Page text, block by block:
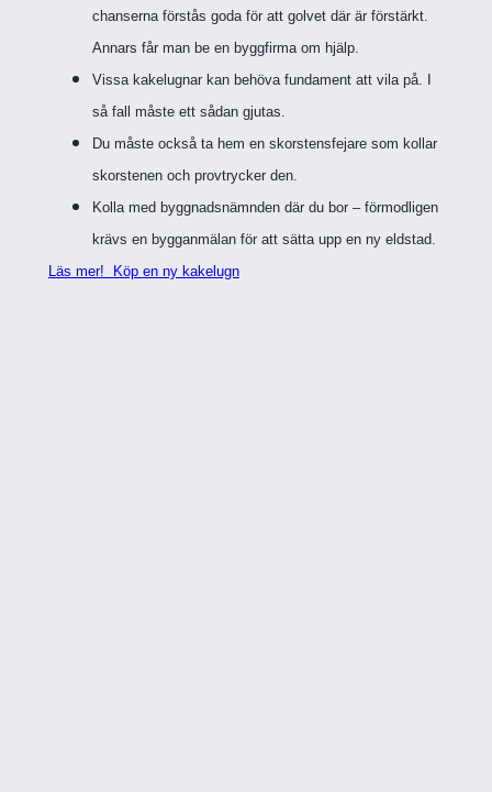
chanserna förstås goda för att golvet där är förstärkt.
Annars får man be en byggfirma om hjälp.
Vissa kakelugnar kan behöva fundament att vila på. I
så fall måste ett sådan gjutas.
Du måste också ta hem en skorstensfejare som kollar
skorstenen och provtrycker den.
Kolla med byggnadsnämnden där du bor – förmodligen
krävs en bygganmälan för att sätta upp en ny eldstad.
Läs mer! Köp en ny kakelugn